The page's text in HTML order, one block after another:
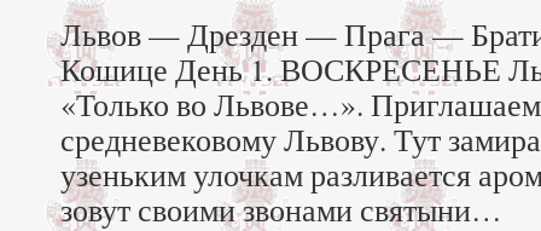
Львов — Дрезден — Прага —
Кошице День 1. ВОСКРЕСЕНЬЕ
«Только во Львове…».
средневековому Львову. Тут
узеньким улочкам разливается
зовут своими звонами святыни…